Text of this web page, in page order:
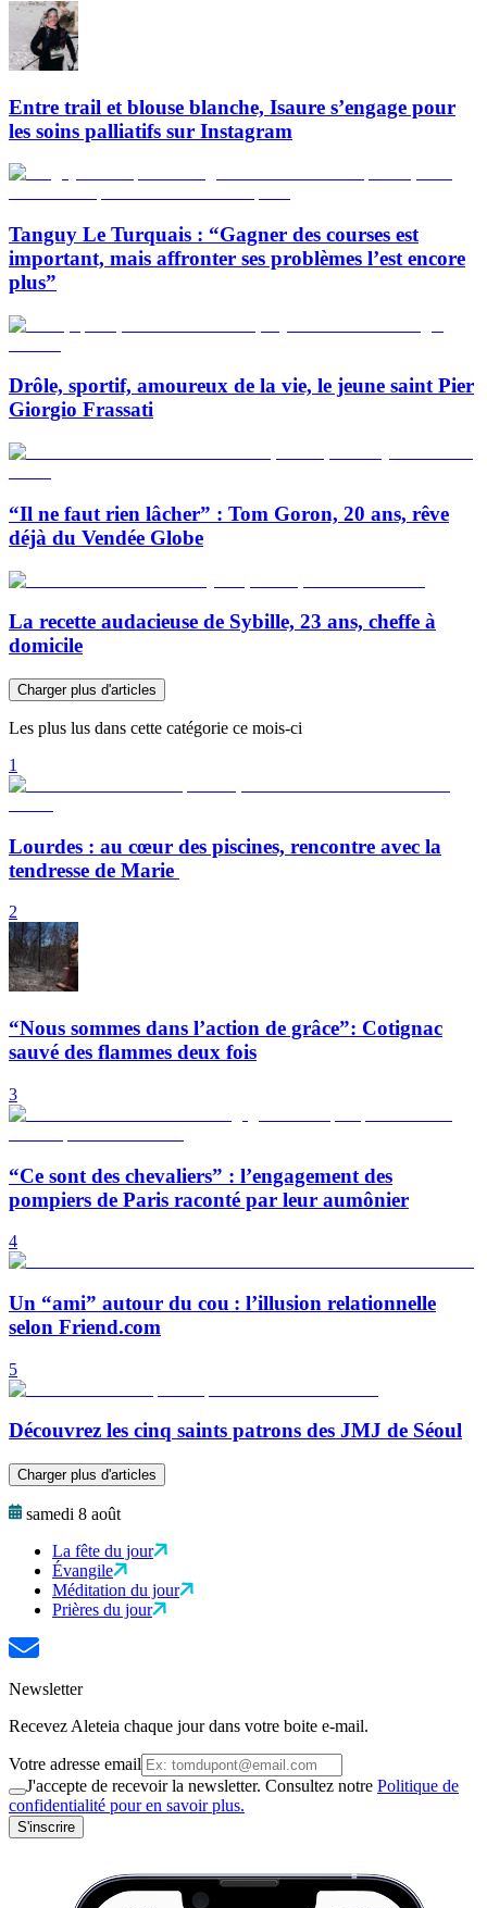
Entre trail et blouse blanche, Isaure s’engage pour
les soins palliatifs sur Instagram
Tanguy Le Turquais : “Gagner des courses est
important, mais affronter ses problèmes l’est encore
plus”
Drôle, sportif, amoureux de la vie, le jeune saint Pier
Giorgio Frassati
“Il ne faut rien lâcher” : Tom Goron, 20 ans, rêve
déjà du Vendée Globe
La recette audacieuse de Sybille, 23 ans, cheffe à
domicile
Charger plus d'articles
Les plus lus dans cette catégorie ce mois-ci
1
Lourdes : au cœur des piscines, rencontre avec la
tendresse de Marie
2
“Nous sommes dans l’action de grâce”: Cotignac
sauvé des flammes deux fois
3
“Ce sont des chevaliers” : l’engagement des
pompiers de Paris raconté par leur aumônier
4
Un “ami” autour du cou : l’illusion relationnelle
selon Friend.com
5
Découvrez les cinq saints patrons des JMJ de Séoul
Charger plus d'articles
samedi 8 août
La fête du jour
Évangile
Méditation du jour
Prières du jour
Newsletter
Recevez Aleteia chaque jour dans votre boite e-mail.
Votre adresse email
J'accepte de recevoir la newsletter. Consultez notre Politique de
confidentialité pour en savoir plus.
S'inscrire